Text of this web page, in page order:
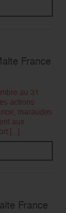
France
au 31
actions
maraudes
aux
[...]
France